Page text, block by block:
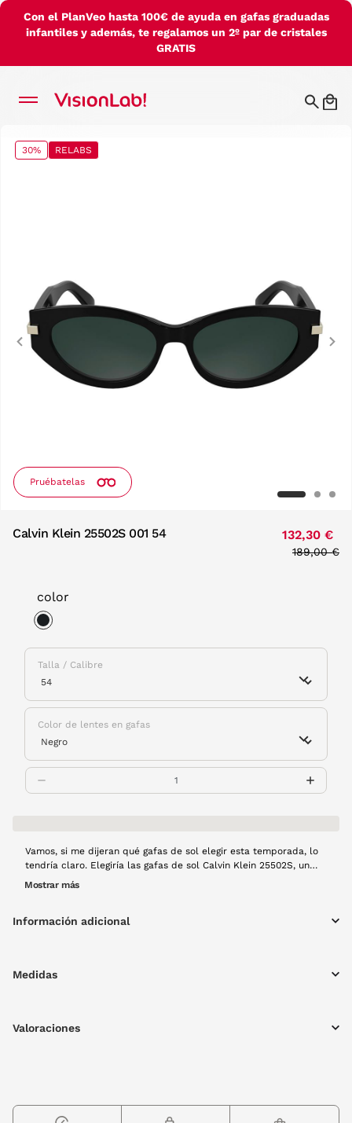
Con el PlanVeo hasta 100€ de ayuda en gafas graduadas
infantiles y además, te regalamos un 2º par de cristales
GRATIS
30% RELABS
Pruébatelas
Previous
Calvin Klein 25502S 001 54 132,30 €
Price
189,00 €
color
Talla / Calibre
Color de lentes en gafas
Vamos, si me dijeran qué gafas de sol elegir esta temporada, lo
tendría claro. Elegiría las gafas de sol Calvin Klein 25502S, un
modelo ideal para los amantes de las gafas de sol que no
Mostrar más
Información adicional
Medidas
Valoraciones